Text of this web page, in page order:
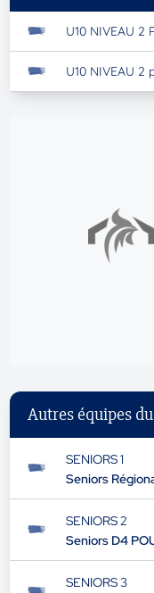
U10 NIVEAU 2
U10 NIVEAU 2
Autres équipes
SENIORS 1
Seniors
SENIORS 2
Seniors D4
SENIORS 3